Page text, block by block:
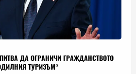
ДА ОГРАНИЧИ ГРАЖДАНСТВОТО
ТУРИЗЪМ“